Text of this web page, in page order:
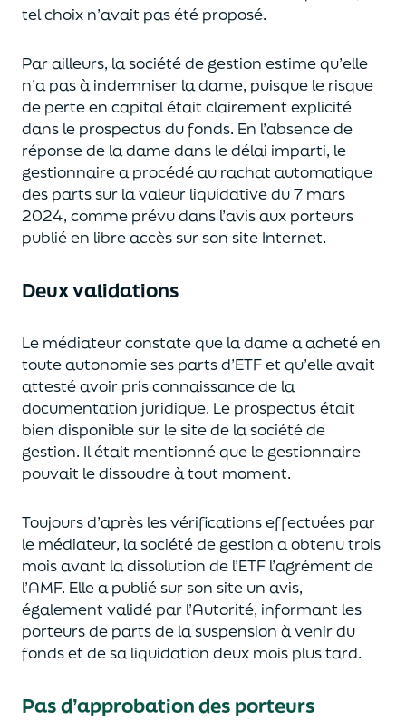
tel choix n’avait pas été proposé.
Par ailleurs, la société de gestion estime qu’elle
n’a pas à indemniser la dame, puisque le risque
de perte en capital était clairement explicité
dans le prospectus du fonds. En l’absence de
réponse de la dame dans le délai imparti, le
gestionnaire a procédé au rachat automatique
des parts sur la valeur liquidative du 7 mars
2024, comme prévu dans l’avis aux porteurs
publié en libre accès sur son site Internet.
Deux validations
Le médiateur constate que la dame a acheté en
toute autonomie ses parts d’ETF et qu’elle avait
attesté avoir pris connaissance de la
documentation juridique. Le prospectus était
bien disponible sur le site de la société de
gestion. Il était mentionné que le gestionnaire
pouvait le dissoudre à tout moment.
Toujours d’après les vérifications effectuées par
le médiateur, la société de gestion a obtenu trois
mois avant la dissolution de l’ETF l’agrément de
l’AMF. Elle a publié sur son site un avis,
également validé par l’Autorité, informant les
porteurs de parts de la suspension à venir du
fonds et de sa liquidation deux mois plus tard.
Pas d’approbation des porteurs